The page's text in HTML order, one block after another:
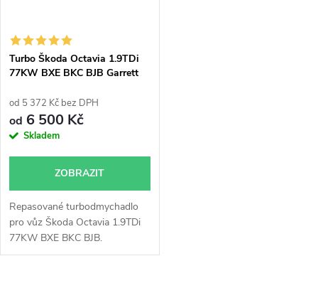
Turbo Škoda Octavia 1.9TDi
77KW BXE BKC BJB Garrett
od 5 372 Kč bez DPH
od 6 500 Kč
Skladem
ZOBRAZIT
Repasované turbodmychadlo
pro vůz Škoda Octavia 1.9TDi
77KW BXE BKC BJB.